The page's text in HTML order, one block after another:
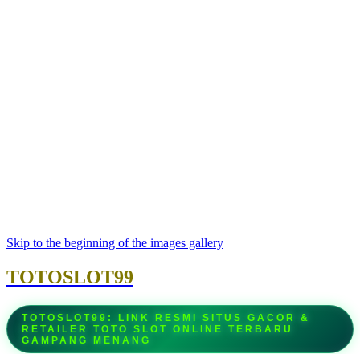
Skip to the beginning of the images gallery
TOTOSLOT99
TOTOSLOT99: LINK RESMI SITUS GACOR &
RETAILER TOTO SLOT ONLINE TERBARU
GAMPANG MENANG